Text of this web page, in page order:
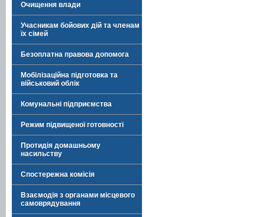
Очищення влади
Учасникам бойових дій та членам
їх сімей
Безоплатна правова допомога
Мобілізаційна підготовка та
військовий облік
Комунальні підприємства
Режим підвищеної готовності
Протидія домашньому
насильству
Спостережна комісія
Взаємодія з органами місцевого
самоврядування